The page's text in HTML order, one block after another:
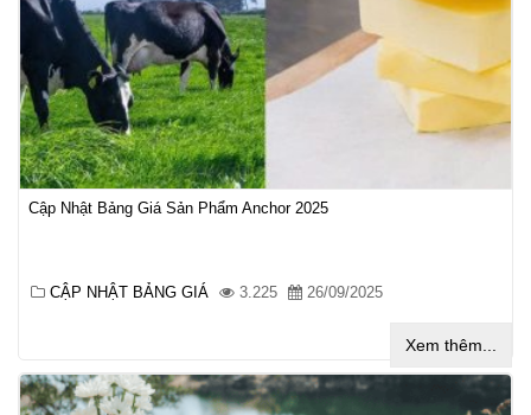
Cập Nhật Bảng Giá Sản Phẩm Anchor 2025
CẬP NHẬT BẢNG GIÁ 3.225 26/09/2025
Xem thêm...